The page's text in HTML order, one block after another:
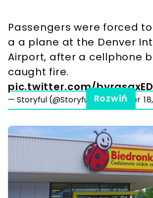
Passengers were forced
a a plane at the Denver
Airport, after a cellphone
caught fire.
pic.twitter.com/
— Storyful (@Storyful)November
Rozwiń